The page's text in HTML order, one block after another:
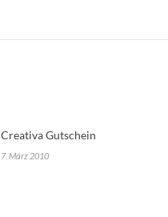
Creativa Gutschein
7. März 2010